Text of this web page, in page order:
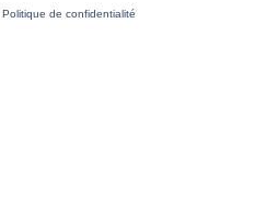
Politique de confidentialité